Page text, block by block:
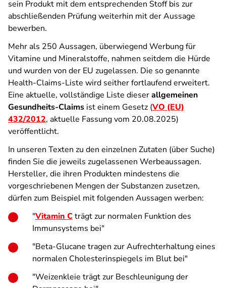
sein Produkt mit dem entsprechenden Stoff bis zur
abschließenden Prüfung weiterhin mit der Aussage
bewerben.
Mehr als 250 Aussagen, überwiegend Werbung für
Vitamine und Mineralstoffe, nahmen seitdem die Hürde
und wurden von der EU zugelassen. Die so genannte
Health-Claims-Liste wird seither fortlaufend erweitert.
Eine aktuelle, vollständige Liste dieserallgemeinen
Gesundheits-Claims ist einem Gesetz (VO (EU)
432/2012, aktuelle Fassung vom 20.08.2025)
veröffentlicht.
In unseren Texten zu den einzelnen Zutaten (über Suche)
finden Sie die jeweils zugelassenen Werbeaussagen.
Hersteller, die ihren Produkten mindestens die
vorgeschriebenen Mengen der Substanzen zusetzen,
dürfen zum Beispiel mit folgenden Aussagen werben:
"Vitamin Cträgt zur normalen Funktion des
Immunsystems bei"
"Beta-Glucane tragen zur Aufrechterhaltung eines
normalen Cholesterinspiegels im Blut bei"
"Weizenkleie trägt zur Beschleunigung der